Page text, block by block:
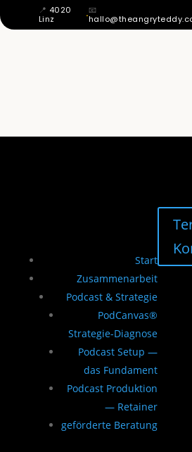
📍 4020
Linz
·📧
Start
Zusammenarbeit
Podcast & Strategie
PodCanvas®
Strategie-Diagnose
Podcast Setup —
das Fundament
Podcast Produktion
— Retainer
geförderte Beratung